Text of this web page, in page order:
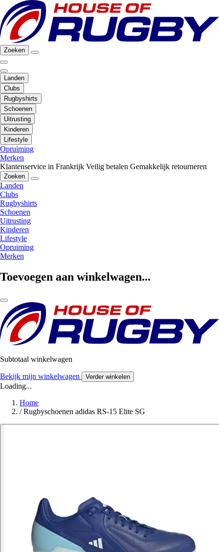
Zoeken
Landen
Clubs
Rugbyshirts
Schoenen
Uitrusting
Kinderen
Lifestyle
Opruiming
Merken
Klantenservice in Frankrijk Veilig betalen Gemakkelijk retourneren
Zoeken
Landen
Clubs
Rugbyshirts
Schoenen
Uitrusting
Kinderen
Lifestyle
Opruiming
Merken
Toevoegen aan winkelwagen...
Subtotaal winkelwagen
Bekijk mijn winkelwagen Verder winkelen
Loading...
Home
/ Rugbyschoenen adidas RS-15 Elite SG